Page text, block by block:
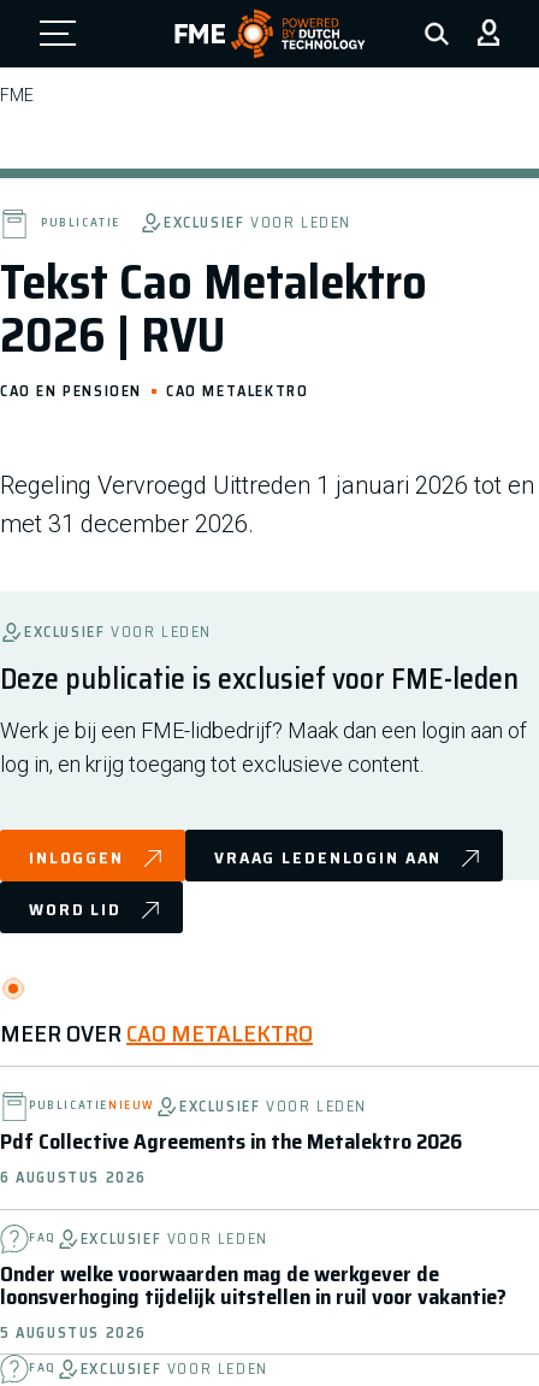
FME Logo, to the homepage
FME
Tekst Cao Metalektro
2026 | RVU
PUBLICATIE EXCLUSIEF VOOR LEDEN
CAO EN PENSIOEN CAO METALEKTRO
Regeling Vervroegd Uittreden 1 januari 2026 tot en
met 31 december 2026.
EXCLUSIEF VOOR LEDEN
Deze publicatie is exclusief voor FME-leden
Werk je bij een FME-lidbedrijf? Maak dan een login aan of
log in, en krijg toegang tot exclusieve content.
INLOGGEN
VRAAG LEDENLOGIN AAN
WORD LID
MEER OVERCAO METALEKTRO
PUBLICATIENIEUW EXCLUSIEF VOOR LEDEN
Pdf Collective Agreements in the Metalektro 2026
6 AUGUSTUS 2026
FAQ EXCLUSIEF VOOR LEDEN
Onder welke voorwaarden mag de werkgever de
loonsverhoging tijdelijk uitstellen in ruil voor vakantie?
5 AUGUSTUS 2026
FAQ EXCLUSIEF VOOR LEDEN